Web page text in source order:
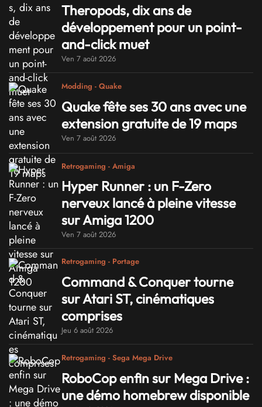
Theropods, dix ans de
développement pour un point-
and-click muet
Ven 7 août 2026
Modding - Quake
Quake fête ses 30 ans avec une
extension gratuite de 19 maps
Ven 7 août 2026
Retrogaming - Amiga
Hyper Runner : un F-Zero
nerveux lancé à pleine vitesse
sur Amiga 1200
Ven 7 août 2026
Retrogaming - Portage
Command & Conquer tourne
sur Atari ST, cinématiques
comprises
Jeu 6 août 2026
Retrogaming - Sega Mega Drive
RoboCop enfin sur Mega Drive :
une démo homebrew disponible